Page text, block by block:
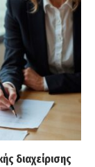
διαχείρισης